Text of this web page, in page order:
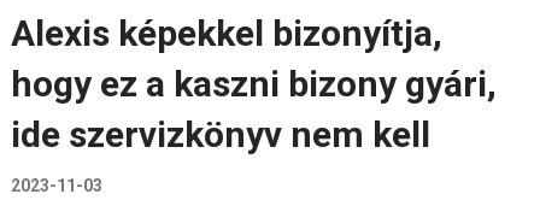
Alexis képekkel bizonyítja,
hogy ez a kaszni bizony gyári,
ide szervizkönyv nem kell
2023-11-03